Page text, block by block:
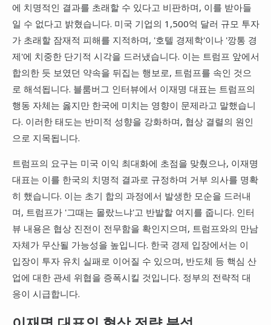
에 치명적인 결과를 초래할 수 있다고 비판하며, 이를 받아들
일 수 없다고 밝혔습니다. 미국 기업의 1,500억 달러 규모 투자
가 초래할 잠재적 피해를 지적하며, '호텔 경제학'이나 '깡통 경
제'에 치중한 단기적 시각을 드러냈습니다. 이는 트럼프 앞에서
합의한 듯 보였던 약속을 뒤집는 행보로, 트럼프를 속인 것으
로 해석됩니다. 블룸버그 인터뷰에서 이재명 대표는 트럼프의
행동 자체는 옳지만 한국에 미치는 영향이 문제라고 말했습니
다. 이러한 태도는 반미적 성향을 강화하며, 협상 결렬의 원인
으로 지목됩니다.
트럼프의 요구는 미국 이익 최대화에 초점을 맞췄으나, 이재명
대표는 이를 한국의 치명적 결과로 규정하며 거부 의사를 명확
히 했습니다. 이는 초기 합의 과정에서 발생한 모순을 드러내
며, 트럼프가 '그때는 몰랐느냐'고 반발할 여지를 줍니다. 인터
뷰 내용은 협상 진전이 전무함을 확인지으며, 트럼프와의 만남
자체가 무산될 가능성을 높입니다. 한국 경제 입장에서는 이
입장이 투자 유치 실패로 이어질 수 있으며, 반도체 등 핵심 산
업에 대한 관세 위협을 증폭시킬 것입니다. 정부의 전략적 대
응이 시급합니다.